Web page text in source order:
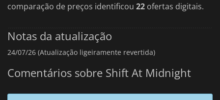
comparação de preços identificou 22 ofertas digitais.
Notas da atualização
24/07/26 (Atualização ligeiramente revertida)
Comentários sobre Shift At Midnight